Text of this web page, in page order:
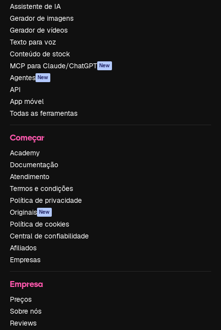
Assistente de IA
Gerador de imagens
Gerador de vídeos
Texto para voz
Conteúdo de stock
MCP para Claude/ChatGPT New
Agentes New
API
App móvel
Todas as ferramentas
Começar
Academy
Documentação
Atendimento
Termos e condições
Política de privacidade
Originais New
Política de cookies
Central de confiabilidade
Afiliados
Empresas
Empresa
Preços
Sobre nós
Reviews